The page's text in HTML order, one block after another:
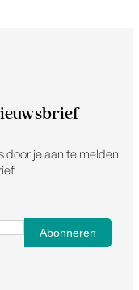
door je aan te melden